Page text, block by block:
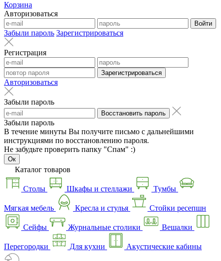
Корзина
Авторизоваться
Войти
Забыли пароль Зарегистрироваться
Регистрация
Зарегистрироваться
Авторизоваться
Забыли пароль
Восстановить пароль
Забыли пароль
В течение минуты Вы получите письмо с дальнейшими
инструкциями по восстановлению пароля.
Не забудьте проверить папку "Спам" :)
Ок
Каталог товаров
Столы Шкафы и стеллажи Тумбы
Мягкая мебель Кресла и стулья Стойки ресепшн
Сейфы Журнальные столики Вешалки
Перегородки Для кухни Акустические кабины